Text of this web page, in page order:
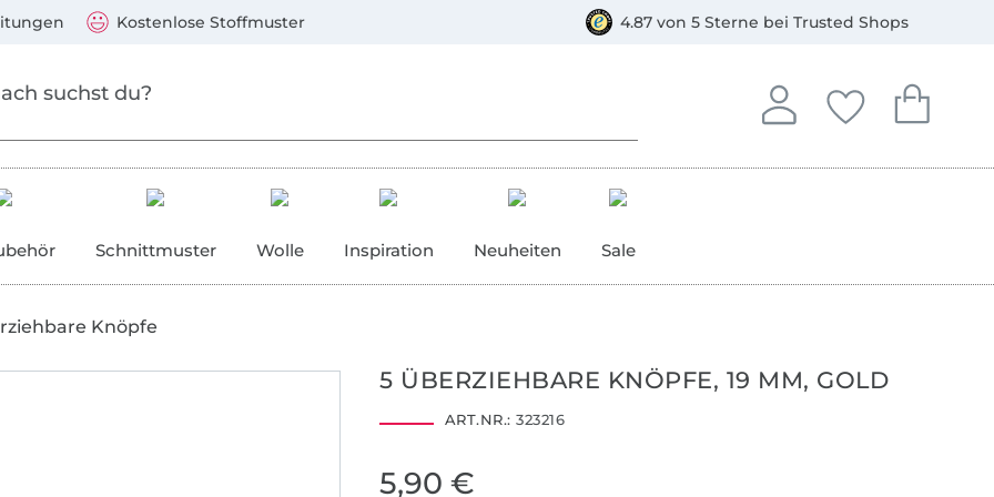
Kostenlose Stoffmuster 4.87 von 5 Sterne bei Trusted Shops
Anmelden
In deinem Konto
Deine
Du hast keine
Dein
Du hast
Schnittmuster Wolle Inspiration Neuheiten Sale
Knöpfe
5 ÜBERZIEHBARE KNÖPFE, 19 MM, GOLD
ART.NR.: 323216
5,90 €
Mastercard, PayPal, Giropay, Kauf auf Rechnung, Vorkasse